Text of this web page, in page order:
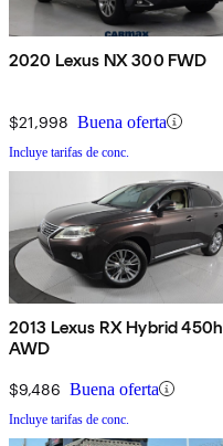
2020 Lexus NX 300 FWD
$21,998 Buena oferta
Incluye tarifas de conc.
2013 Lexus RX Hybrid 450h
AWD
$9,486 Buena oferta
Incluye tarifas de conc.